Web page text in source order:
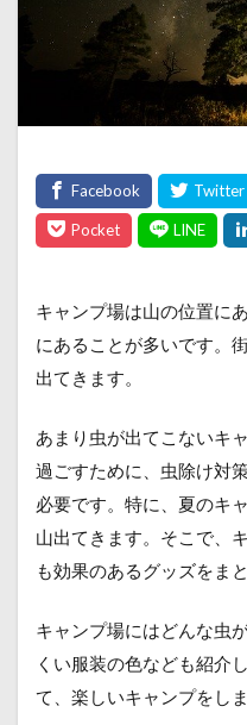
キャンプ場は山の位置に
にあることが多いです。
出てきます。
あまり虫が出てこないキ
過ごすために、虫除け対
必要です。特に、夏のキ
山出てきます。そこで、
も効果のあるグッズをま
キャンプ場にはどんな虫
くい服装の色なども紹介
て、楽しいキャンプをしま